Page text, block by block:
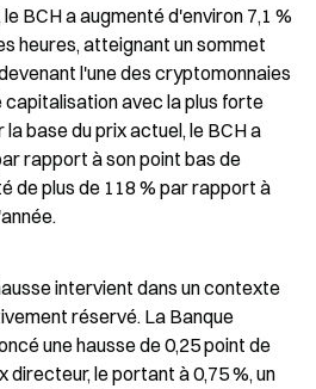
BCH a augmenté d'environ 7,1 %
heures, atteignant un sommet
l'une des cryptomonnaies
capitalisation avec la plus forte
la base du prix actuel, le BCH a
rapport à son point bas de
de plus de 118 % par rapport à
intervient dans un contexte
réservé. La Banque
une hausse de 0,25 point de
le portant à 0,75 %, un